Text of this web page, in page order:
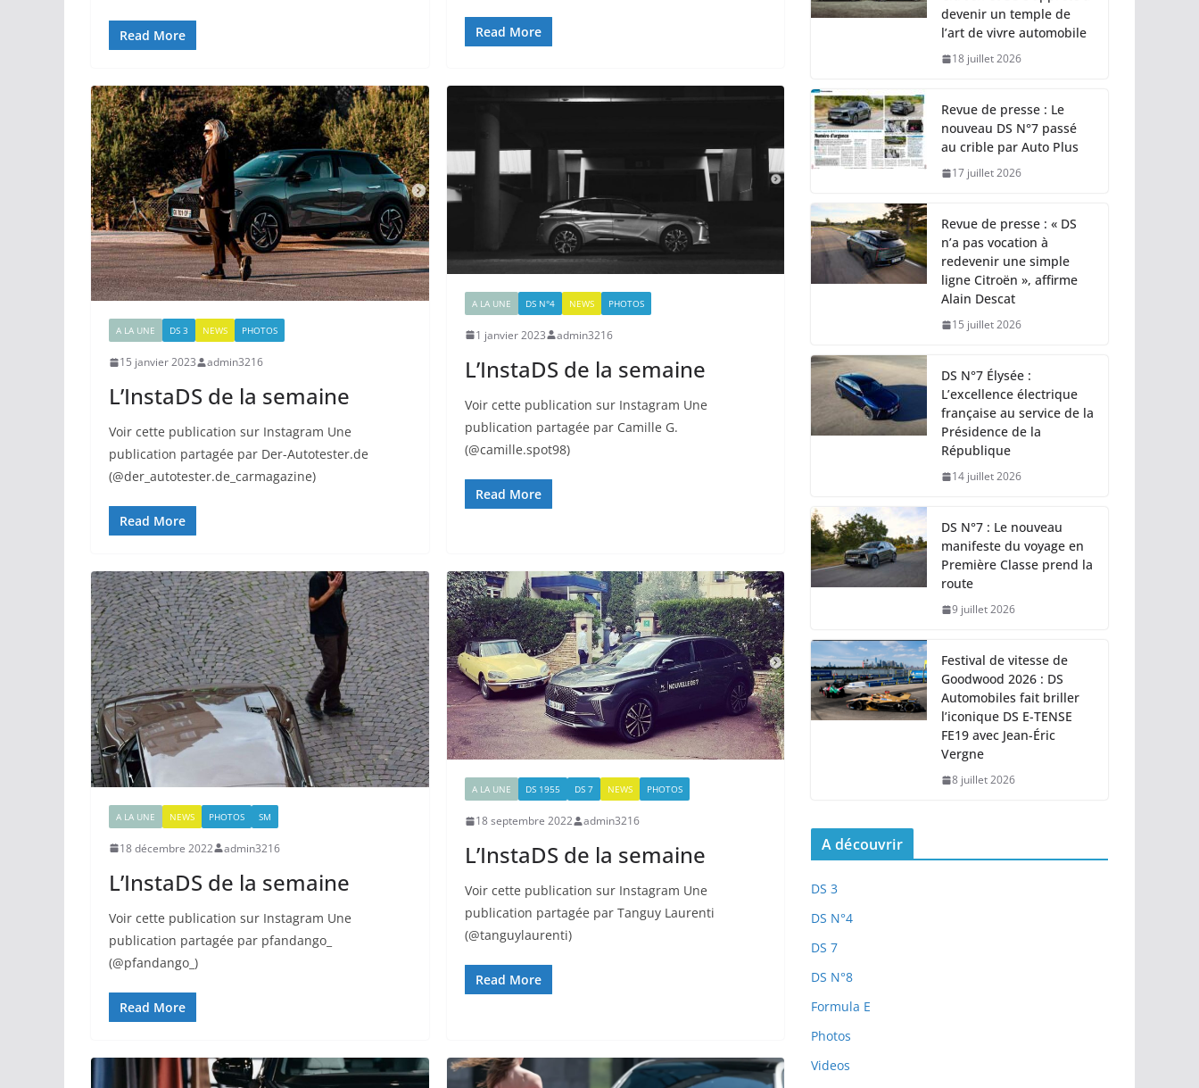
Read More Read More
A LA UNE DS 3 NEWS PHOTOS
15 janvier 2023 admin3216
L’InstaDS de la semaine
Voir cette publication sur Instagram Une
publication partagée par Der-Autotester.de
(@der_autotester.de_carmagazine)
Read More
A LA UNE DS N°4 NEWS PHOTOS
1 janvier 2023 admin3216
L’InstaDS de la semaine
Voir cette publication sur Instagram Une
publication partagée par Camille G.
(@camille.spot98)
Read More
A LA UNE NEWS PHOTOS SM
18 décembre 2022 admin3216
L’InstaDS de la semaine
Voir cette publication sur Instagram Une
publication partagée par pfandango_
(@pfandango_)
Read More
A LA UNE DS 1955 DS 7 NEWS PHOTOS
18 septembre 2022 admin3216
L’InstaDS de la semaine
Voir cette publication sur Instagram Une
publication partagée par Tanguy Laurenti
(@tanguylaurenti)
Read More
devenir un temple de
l’art de vivre automobile
18 juillet 2026
Revue de presse : Le
nouveau DS N°7 passé
au crible par Auto Plus
17 juillet 2026
Revue de presse : « DS
n’a pas vocation à
redevenir une simple
ligne Citroën », affirme
Alain Descat
15 juillet 2026
DS N°7 Élysée :
L’excellence électrique
française au service de la
Présidence de la
République
14 juillet 2026
DS N°7 : Le nouveau
manifeste du voyage en
Première Classe prend la
route
9 juillet 2026
Festival de vitesse de
Goodwood 2026 : DS
Automobiles fait briller
l’iconique DS E-TENSE
FE19 avec Jean-Éric
Vergne
8 juillet 2026
A découvrir
DS 3
DS N°4
DS 7
DS N°8
Formula E
Photos
Videos